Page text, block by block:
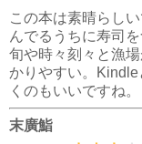
この本は素晴らし
んでるうちに寿司
旬や時々刻々と漁
かりやすい。
くのもいいですね。
末廣鮨